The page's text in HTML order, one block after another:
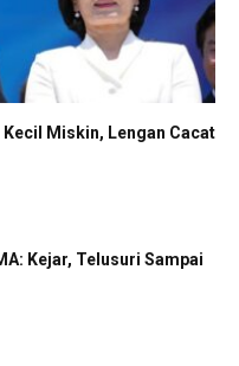
Miskin, Lengan Cacat
Kejar, Telusuri Sampai